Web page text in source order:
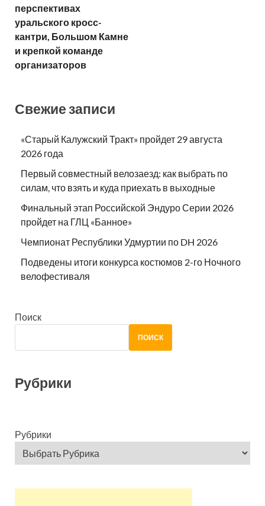
перспективах
уральского кросс-
кантри, Большом Камне
и крепкой команде
организаторов
Свежие записи
«Старый Калужский Тракт» пройдет 29 августа
2026 года
Первый совместный велозаезд: как выбрать по
силам, что взять и куда приехать в выходные
Финальный этап Российской Эндуро Серии 2026
пройдет на ГЛЦ «Банное»
Чемпионат Республики Удмуртии по DH 2026
Подведены итоги конкурса костюмов 2-го Ночного
велофестиваля
Поиск
ПОИСК
Рубрики
Рубрики